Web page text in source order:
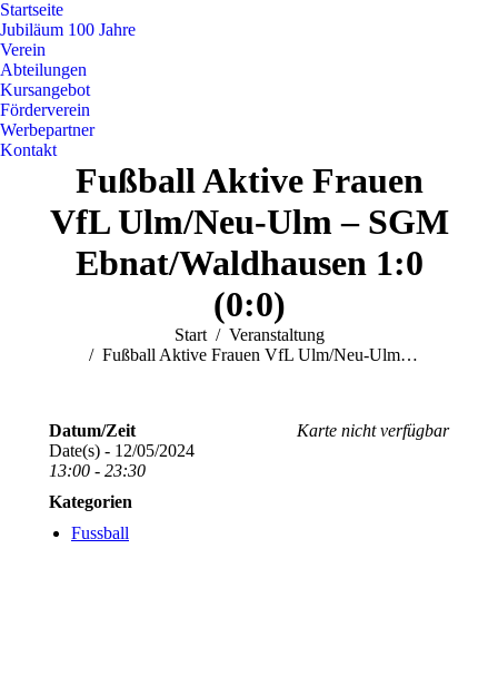
Startseite
Jubiläum 100 Jahre
Verein
Abteilungen
Kursangebot
Förderverein
Werbepartner
Kontakt
Fußball Aktive Frauen
VfL Ulm/Neu-Ulm – SGM
Ebnat/Waldhausen 1:0
(0:0)
Sie befinden sich hier:
Start
Veranstaltung
Fußball Aktive Frauen VfL Ulm/Neu-Ulm…
Karte nicht verfügbar
Datum/Zeit
Date(s) - 12/05/2024
13:00 - 23:30
Kategorien
Fussball